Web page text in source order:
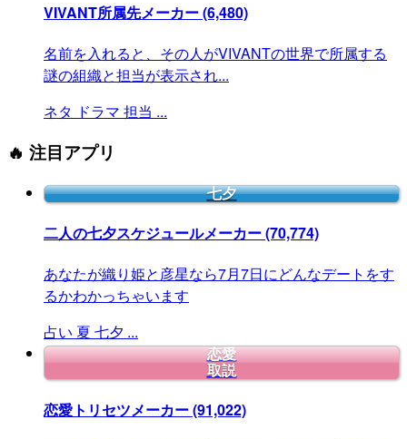
VIVANT所属先メーカー(6,480)
名前を入れると、その人がVIVANTの世界で所属する
謎の組織と担当が表示され...
ネタ ドラマ 担当 ...
🔥 注目アプリ
七夕
二人の七夕スケジュールメーカー(70,774)
あなたが織り姫と彦星なら7月7日にどんなデートをす
るかわかっちゃいます
占い 夏 七夕 ...
恋愛
取説
恋愛トリセツメーカー(91,022)